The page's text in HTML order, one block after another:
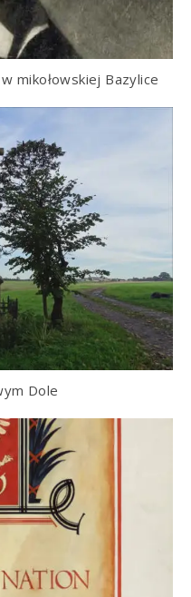
mikołowskiej Bazylice
Dole